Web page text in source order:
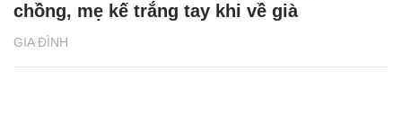
GIA ĐÌNH
chồng, mẹ kế trắng tay khi về già